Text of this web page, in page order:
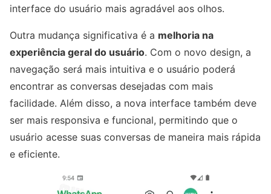
interface do usuário mais agradável aos olhos.
Outra mudança significativa é a melhoria na
experiência geral do usuário. Com o novo design, a
navegação será mais intuitiva e o usuário poderá
encontrar as conversas desejadas com mais
facilidade. Além disso, a nova interface também deve
ser mais responsiva e funcional, permitindo que o
usuário acesse suas conversas de maneira mais rápida
e eficiente.